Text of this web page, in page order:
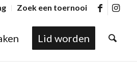
Zoek een toernooi
Lid worden